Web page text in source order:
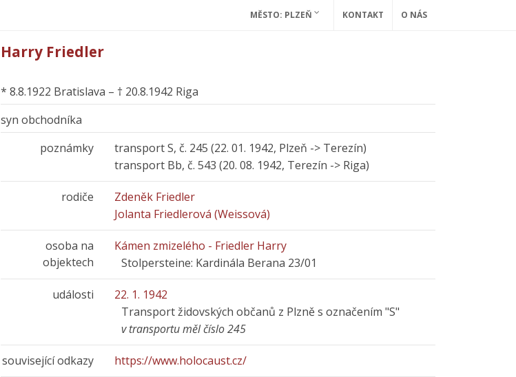
MĚSTO: PLZEŇ KONTAKT O NÁS
Harry Friedler
* 8.8.1922 Bratislava – † 20.8.1942 Riga
syn obchodníka
poznámky
transport S, č. 245 (22. 01. 1942, Plzeň -> Terezín)
transport Bb, č. 543 (20. 08. 1942, Terezín -> Riga)
rodiče
Zdeněk Friedler
Jolanta Friedlerová (Weissová)
osoba na
objektech
Kámen zmizelého - Friedler Harry
Stolpersteine: Kardinála Berana 23/01
události
22. 1. 1942
Transport židovských občanů z Plzně s označením "S"
v transportu měl číslo 245
související odkazy https://www.holocaust.cz/